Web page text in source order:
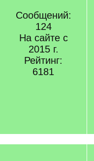
Сообщений:
124
На сайте с
2015 г.
Рейтинг:
6181